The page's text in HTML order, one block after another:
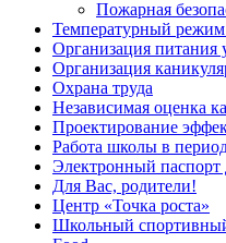
Пожарная
Температурный
Организация питания
Организация
Охрана труда
Независимая оценка
Проектирование
Работа школы в
Электронный паспорт
Для Вас, родители!
Центр «Точка роста»
Школьный